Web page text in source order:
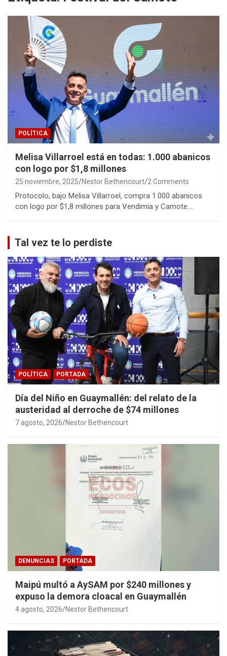
POLÍTICA
Melisa Villarroel está en todas: 1.000 abanicos
con logo por $1,8 millones
25 noviembre, 2025 Nestor Bethencourt 2 Comments
Protocolo, bajo Melisa Villarroel, compra 1.000 abanicos
con logo por $1,8 millones para Vendimia y Camote.…
Tal vez te lo perdiste
POLÍTICA PORTADA
Día del Niño en Guaymallén: del relato de la
austeridad al derroche de $74 millones
7 agosto, 2026 Nestor Bethencourt
DENUNCIAS PORTADA
Maipú multó a AySAM por $240 millones y
expuso la demora cloacal en Guaymallén
4 agosto, 2026 Nestor Bethencourt